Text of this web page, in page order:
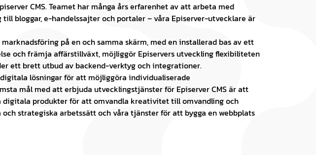
CMS. Teamet har många års erfarenhet av att arbeta med
bloggar, e-handelssajter och portaler – våra Episerver-utvecklare är
på en och samma skärm, med en installerad bas av ett
och främja affärstillväxt, möjliggör Episervers utveckling flexibiliteten
ett brett utbud av backend-verktyg och integrationer.
lösningar för att möjliggöra individualiserade
mål med att erbjuda utvecklingstjänster för Episerver CMS är att
digitala produkter för att omvandla kreativitet till omvandling och
strategiska arbetssätt och våra tjänster för att bygga en webbplats